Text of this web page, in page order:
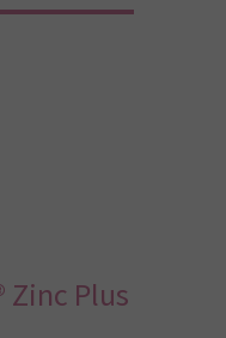
Zinc Plus